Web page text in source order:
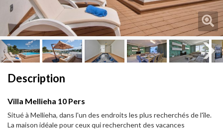
Description
Villa Mellieha 10 Pers
Situé à Mellieha, dans l'un des endroits les plus recherchés de l'île.
La maison idéale pour ceux qui recherchent des vacances